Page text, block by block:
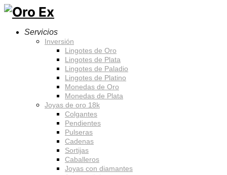
Servicios
Inversión
Lingotes de Oro
Lingotes de Plata
Lingotes de Paladio
Lingotes de Platino
Monedas de Oro
Monedas de Plata
Joyas de oro 18k
Colgantes
Pendientes
Pulseras
Cadenas
Sortijas
Caballeros
Joyas con diamantes